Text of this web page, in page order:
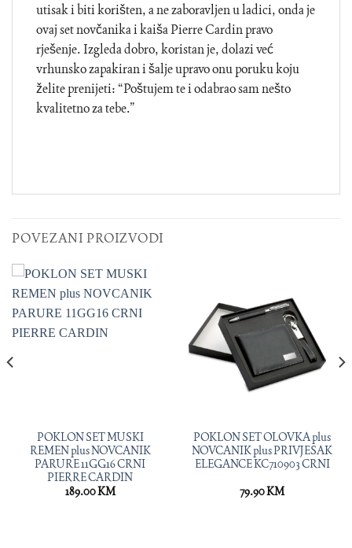
utisak i biti korišten, a ne zaboravljen u ladici, onda je
ovaj set novčanika i kaiša Pierre Cardin pravo
rješenje. Izgleda dobro, koristan je, dolazi već
vrhunsko zapakiran i šalje upravo onu poruku koju
želite prenijeti: “Poštujem te i odabrao sam nešto
kvalitetno za tebe.”
POVEZANI PROIZVODI
POKLON SET MUSKI
REMEN plus NOVCANIK
PARURE 11GG16 CRNI
PIERRE CARDIN
189.00KM
POKLON SET OLOVKA plus
NOVCANIK plus PRIVJESAK
ELEGANCE KC710903 CRNI
79.90KM